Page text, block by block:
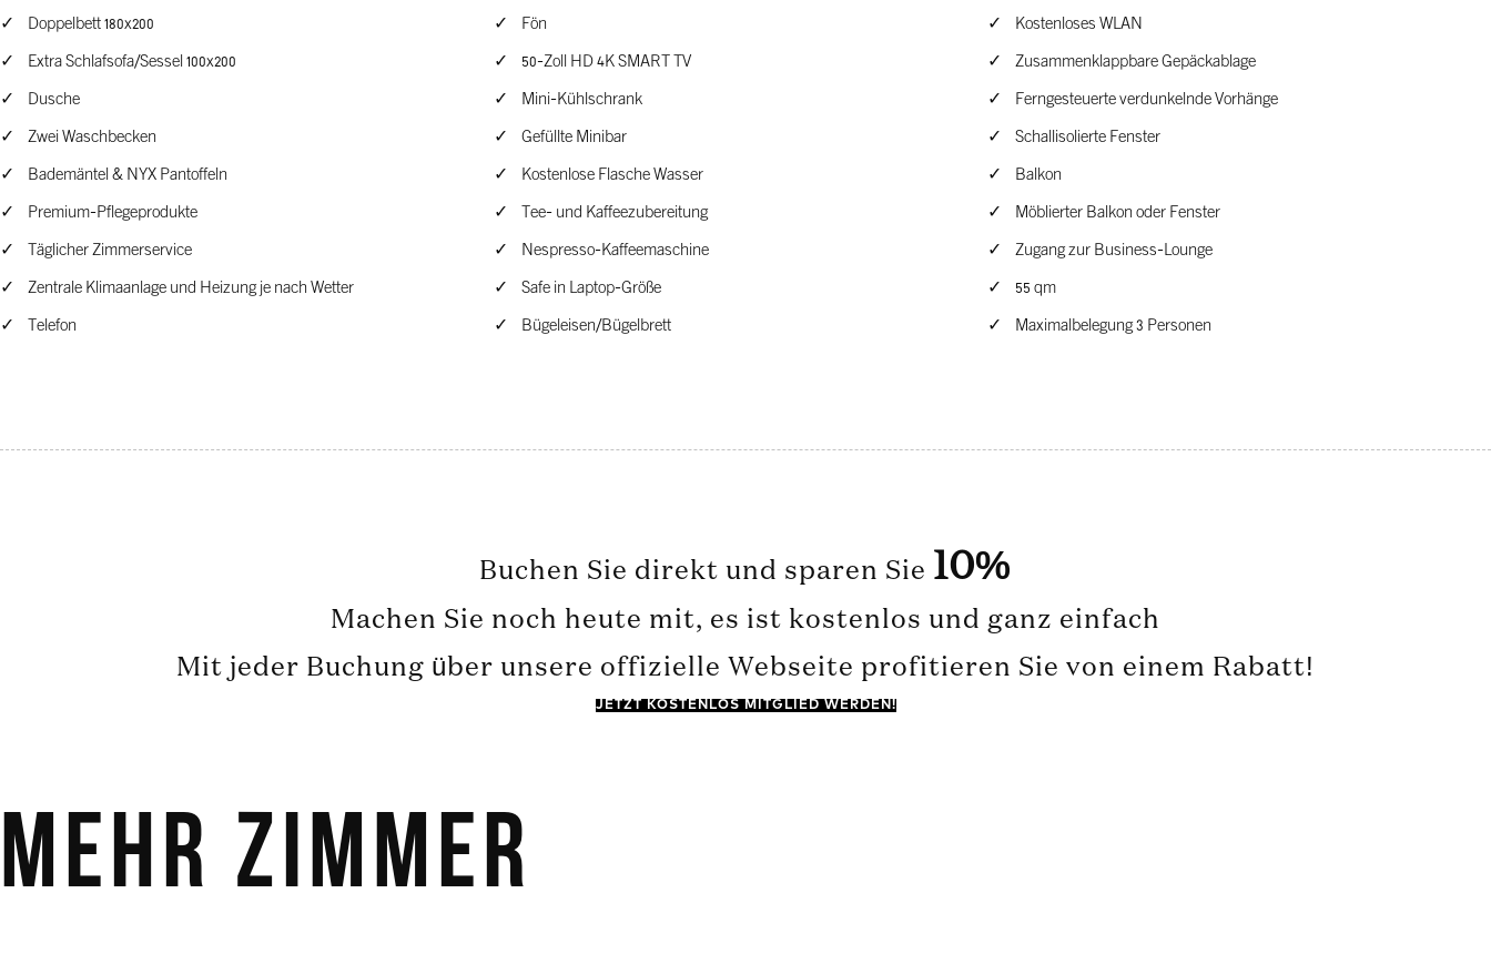
Doppelbett 180x200
Extra Schlafsofa/Sessel 100x200
Dusche
Zwei Waschbecken
Bademäntel & NYX Pantoffeln
Premium-Pflegeprodukte
Täglicher Zimmerservice
Zentrale Klimaanlage und Heizung je nach Wetter
Telefon
Fön
50-Zoll HD 4K SMART TV
Mini-Kühlschrank
Gefüllte Minibar
Kostenlose Flasche Wasser
Tee- und Kaffeezubereitung
Nespresso-Kaffeemaschine
Safe in Laptop-Größe
Bügeleisen/Bügelbrett
Kostenloses WLAN
Zusammenklappbare Gepäckablage
Ferngesteuerte verdunkelnde Vorhänge
Schallisolierte Fenster
Balkon
Möblierter Balkon oder Fenster
Zugang zur Business-Lounge
55 qm
Maximalbelegung 3 Personen
Buchen Sie direkt und sparen Sie 10%
Machen Sie noch heute mit, es ist kostenlos und ganz einfach
Mit jeder Buchung über unsere offizielle Webseite profitieren Sie von einem Rabatt!
JETZT KOSTENLOS MITGLIED WERDEN!
Mehr Zimmer